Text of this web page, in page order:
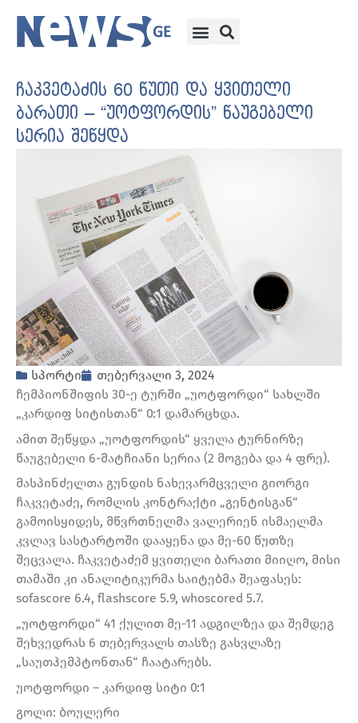
ჩაკვეტაძის 60 წუთი და ყვითელი
ბარათი – “უოტფორდის” წაუგებელი
სერია შეწყდა
სპორტი
თებერვალი 3, 2024
ჩემპიონშიფის 30-ე ტურში „უოტფორდი“ სახლში
„კარდიფ სიტისთან“ 0:1 დამარცხდა.
ამით შეწყდა „უოტფორდის“ ყველა ტურნირზე
წაუგებელი 6-მატჩიანი სერია (2 მოგება და 4 ფრე).
მასპინძელთა გუნდის ნახევარმცველი გიორგი
ჩაკვეტაძე, რომლის კონტრაქტი „გენტისგან“
გამოისყიდეს, მწვრთნელმა ვალერიენ ისმაელმა
კვლავ სასტარტოში დააყენა და მე-60 წუთზე
შეცვალა. ჩაკვეტაძემ ყვითელი ბარათი მიიღო, მისი
თამაში კი ანალიტიკურმა საიტებმა შეაფასეს:
sofascore 6.4, flashscore 5.9, whoscored 5.7.
„უოტფორდი“ 41 ქულით მე-11 ადგილზეა და შემდეგ
შეხვედრას 6 თებერვალს თასზე გასვლაზე
„საუთჰემპტონთან“ ჩაატარებს.
უოტფორდი – კარდიფ სიტი 0:1
გოლი: ბოულერი